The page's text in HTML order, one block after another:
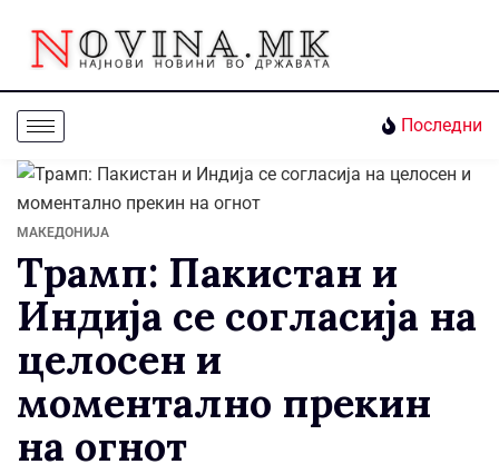
Последни
МАКЕДОНИЈА
Трамп: Пакистан и
Индија се согласија на
целосен и
моментално прекин
на огнот